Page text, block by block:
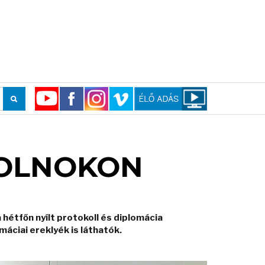
nyílt protokoll és diplomácia
ereklyék is láthatók.